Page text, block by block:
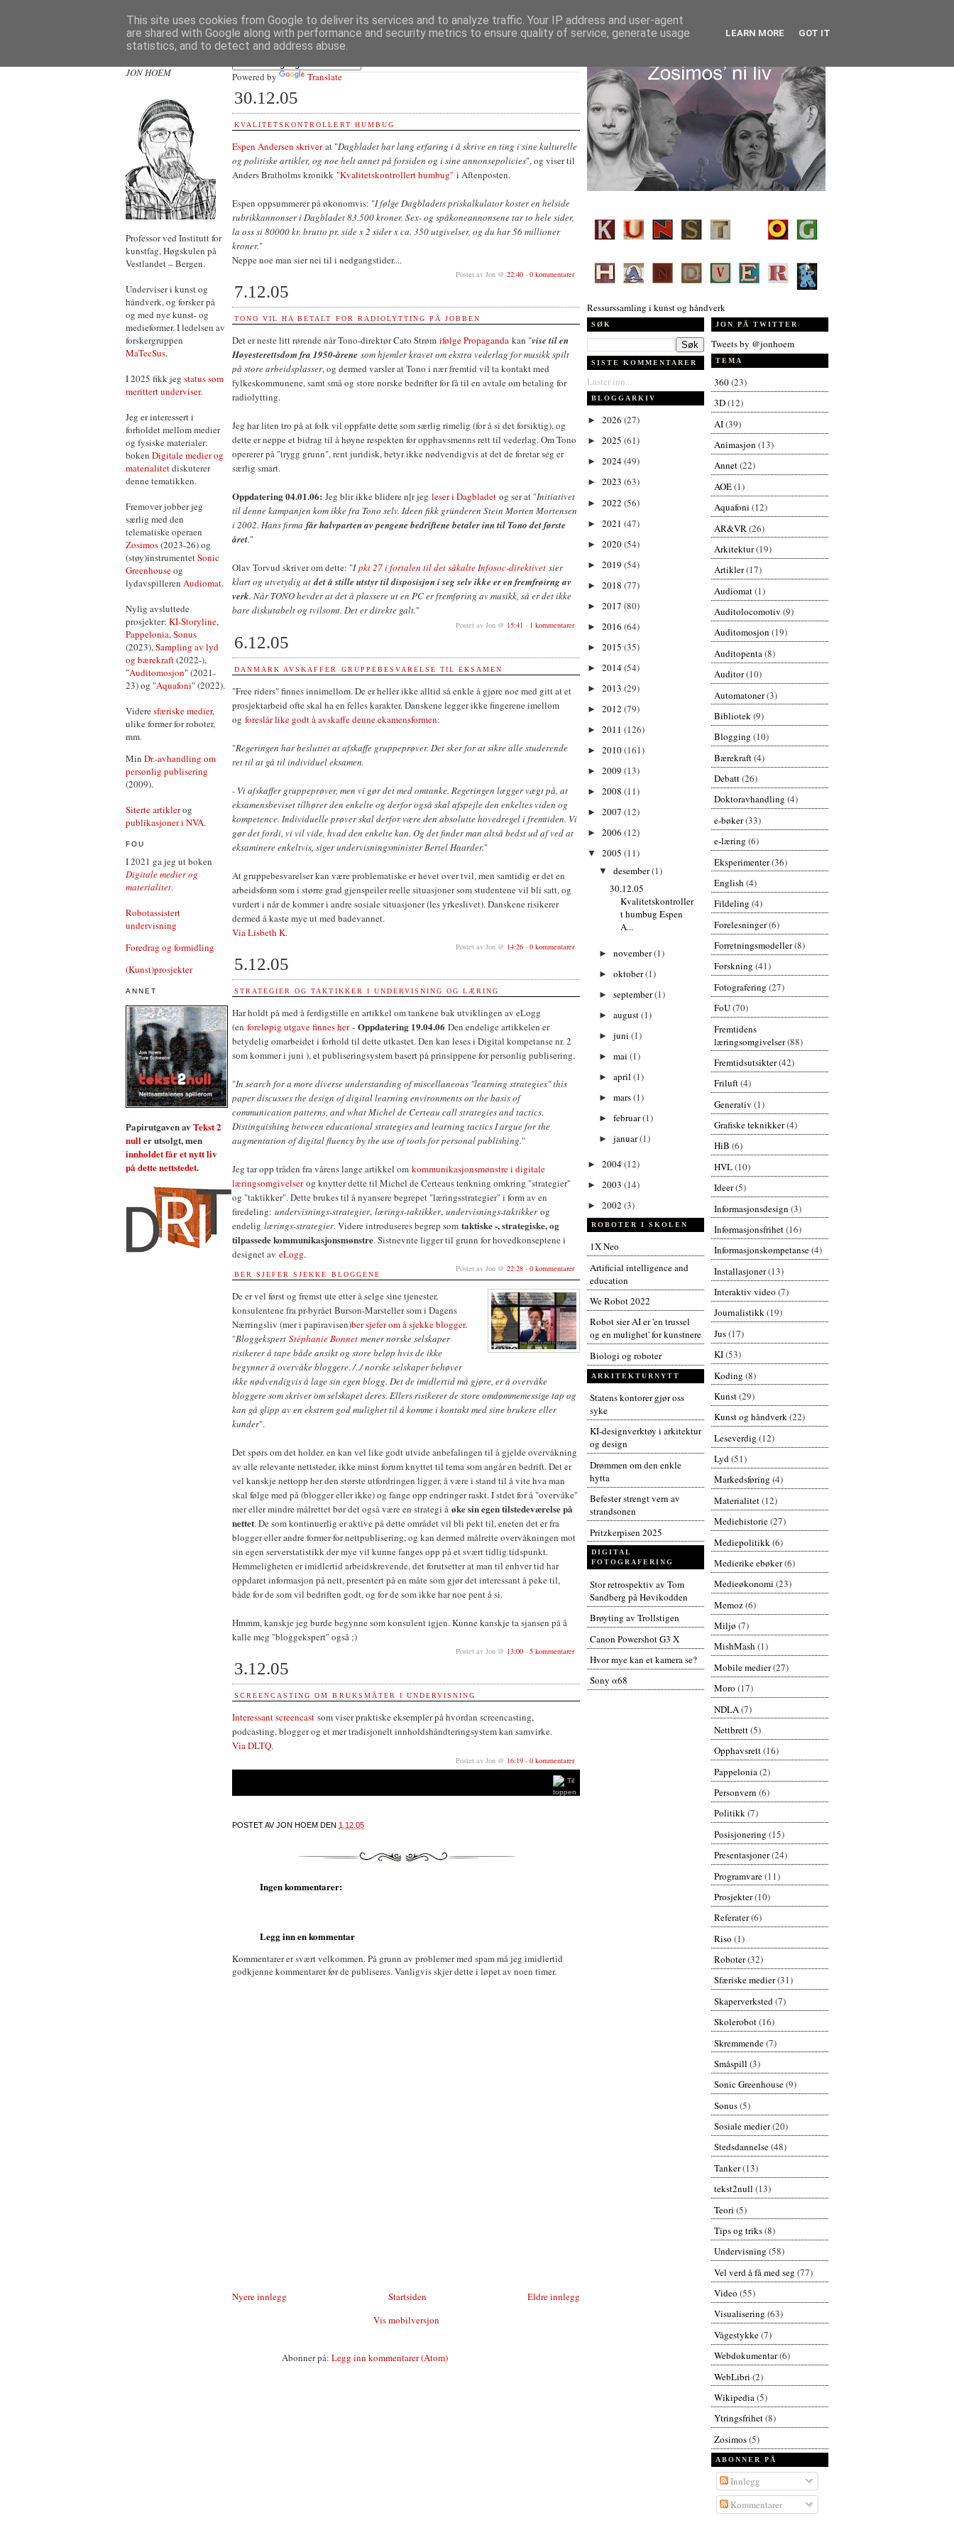
JON HOEM
Professor ved Institutt for
kunstfag, Høgskulen på
Vestlandet – Bergen.
Underviser i kunst og
håndverk, og forsker på
og med nye kunst- og
medieformer. I ledelsen av
forskergruppen
MaTecSus.
I 2025 fikk jeg status som
merittert underviser.
Jeg er interessert i
forholdet mellom medier
og fysiske materialer:
boken Digitale medier og
materialitetdiskuterer
denne tematikken.
Fremover jobber jeg
særlig med den
telematiske operaen
Zosimos(2023-26) og
(støy)instrumentetSonic
Greenhouseog
lydavspilleren Audiomat.
Nylig avsluttede
prosjekter: KI-Storyline,
Pappelonia,Sonus
(2023),Sampling av lyd
og bærekraft(2022-),
"Auditomosjon" (2021-
23) og "Aquafoni" (2022).
Videresfæriske medier,
ulike former for roboter,
mm.
Min Dr.-avhandling om
personlig publisering
(2009).
Siterte artiklerog
publikasjoner i NVA.
FOU
I 2021 ga jeg ut boken
Digitale medier og
materialitet.
Robotassistert
undervisning
Foredrag og formidling
(Kunst)prosjekter
ANNET
Papirutgaven av Tekst 2
nuller utsolgt, men
innholdet får et nytt liv
på dette nettstedet.
Powered by Translate
30.12.05
KVALITETSKONTROLLERT HUMBUG
Espen Andersen skriverat "Dagbladet har lang erfaring i å skrive en ting i sine kulturelle
og politiske artikler, og noe helt annet på forsiden og i sine annonsepolicies", og viser til
Anders Bratholms kronikk "Kvalitetskontrollert humbug" i Aftenposten.
Espen oppsummerer på økonomvis: "I følge Dagbladets priskalkulator koster en helside
rubrikkannonser i Dagbladet 83.500 kroner. Sex- og spåkoneannonsene tar to hele sider,
la oss si 80000 kr. brutto pr. side x 2 sider x ca. 350 utgivelser, og du har 56 millioner
kroner."
Neppe noe man sier nei til i nedgangstider....
Postet av Jon @ 22:40 - 0 kommentarer
7.12.05
TONO VIL HA BETALT FOR RADIOLYTTING PÅ JOBBEN
Det er neste litt rørende når Tono-direktør Cato Strøm ifølge Propaganda kan "vise til en
Høyesterettsdom fra 1950-årene som hjemler kravet om ekstra vederlag for musikk spilt
på store arbeidsplasser, og dermed varsler at Tono i nær fremtid vil ta kontakt med
fylkeskommunene, samt små og store norske bedrifter for få til en avtale om betaling for
radiolytting.
Jeg har liten tro på at folk vil oppfatte dette som særlig rimelig (for å si det forsiktig), og
dette er neppe et bidrag til å høyne respekten for opphavsmenns rett til vederlag. Om Tono
opererer på "trygg grunn", rent juridisk, betyr ikke nødvendigvis at det de foretar seg er
særlig smart.
Oppdatering 04.01.06: Jeg blir ikke blidere n[r jeg leser i Dagbladet og ser at "Initiativet
til denne kampanjen kom ikke fra Tono selv. Ideen fikk gründeren Stein Morten Mortensen
i 2002. Hans firma får halvparten av pengene bedriftene betaler inn til Tono det første
året."
Olav Torvud skriver om dette: "Ipkt 27 i fortalen til det såkalte Infosoc-direktivet sier
klart og utvetydig atdet å stille utstyr til disposisjon i seg selv ikke er en fremfrøirng av
verk. Når TONO hevder at det å plassere ut en PC er fremføring av musikk, så er det ikke
bare diskutabelt og tvilsomt. Det er direkte galt."
Postet av Jon @ 15:41 - 1 kommentarer
6.12.05
DANMARK AVSKAFFER GRUPPEBESVARELSE TIL EKSAMEN
"Free riders" finnes innimellom. De er heller ikke alltid så enkle å gjøre noe med gitt at et
prosjektarbeid ofte skal ha en felles karakter. Danskene legger ikke fingerene imellom
og foreslår like godt å avskaffe denne ekamensformen:
"Regeringen har besluttet at afskaffe gruppeprøver. Det sker for at sikre alle studerende
ret til at gå til individuel eksamen.
- Vi afskaffer gruppeprøver, men vi gør det med omtanke. Regeringen lægger vægt på, at
eksamensbeviset tilhører den enkelte og derfor også skal afspejle den enkeltes viden og
kompetence. Individuelle prøver skal derfor være den absolutte hovedregel i fremtiden. Vi
gør det fordi, vi vil vide, hvad den enkelte kan. Og det finder man altså bedst ud af ved at
eksaminere enkeltvis, siger undervisningsminister Bertel Haarder."
At gruppebesvarelser kan være problematiske er hevet over tvil, men samtidig er det en
arbeidsform som i større grad gjenspeiler reelle situasjoner som studentene vil bli satt, og
vurdert i når de kommer i andre sosiale situasjoner (les yrkeslivet). Danskene risikerer
dermed å kaste mye ut med badevannet.
Via Lisbeth K.
Postet av Jon @ 14:26 - 0 kommentarer
5.12.05
STRATEGIER OG TAKTIKKER I UNDERVISNING OG LÆRING
Har holdt på med å ferdigstille en artikkel om tankene bak utviklingen av eLogg
(en foreløpig utgave finnes her- Oppdatering 19.04.06 Den endelige artikkelen er
betydelig omarbeidet i forhold til dette utkastet. Den kan leses i Digital kompetanse nr. 2
som kommer i juni ), et publiseringsystem basert på prinsippene for personlig publisering.
"In search for a more diverse understanding of miscellaneous "learning strategies" this
paper discusses the design of digital learning environments on the basis of
communication patterns, and what Michel de Certeau call strategies and tactics.
Distinguishing between educational strategies and learning tactics I argue for the
augmentation of digital fluency by the use of tools for personal publishing."
Jeg tar opp tråden fra vårens lange artikkel om kommunikasjonsmønstre i digitale
læringsomgivelserog knytter dette til Michel de Certeaus tenkning omkring "strategier"
og "taktikker". Dette brukes til å nyansere begrepet "læringsstrategier" i form av en
firedeling: undervisnings-strategier, lærings-taktikker, undervisnings-taktikkerog
endelig lærings-strategier. Videre introduseres begrep som taktiske -, strategiske, og
tilpassede kommunikasjonsmønstre. Sistnevnte ligger til grunn for hovedkonseptene i
designet av eLogg.
Postet av Jon @ 22:28 - 0 kommentarer
BER SJEFER SJEKKE BLOGGENE
De er vel først og fremst ute etter å selge sine tjenester,
konsulentene fra pr-byrået Burson-Marsteller som i Dagens
Nærringsliv (mer i papiravisen)ber sjefer om å sjekke blogger.
"Bloggekspert Stéphanie Bonnet mener norske selskaper
risikerer å tape både ansikt og store beløp hvis de ikke
begynner å overvåke bloggere. /../ norske selskaper behøver
ikke nødvendigvis å lage sin egen blogg. Det de imidlertid må gjøre, er å overvåke
bloggere som skriver om selskapet deres. Ellers risikerer de store omdømmemessige tap og
kan gå glipp av en ekstrem god mulighet til å komme i kontakt med sine brukere eller
kunder".
Det spørs om det holder. en kan vel like godt utvide anbefalingen til å gjelde overvåkning
av alle relevante nettsteder, ikke minst forum knyttet til tema som angår en bedrift. Det er
vel kanskje nettopp her den største utfordringen ligger, å være i stand til å vite hva man
skal følge med på (blogger eller ikke) og fange opp endringer raskt. I stdet for å "overvåke"
mer eller mindre målrettet bør det også være en strategi å øke sin egen tilstedeværelse på
nettet. De som kontinuerlig er aktive på dette området vil bli pekt til, eneten det er fra
blogger eller andre former for nettpublisering, og kan dermed målrette overvåkningen mot
sin egen serverstatistikk der mye vil kunne fanges opp på et svært tidlig tidspunkt.
Hemmeligheten er imidlertid arbeidskrevende, det forutsetter at man til enhver tid har
oppdaret informasjon på nett, presentert på en måte som gjør det interessant å peke til,
både for de som vil bedriften godt, og for de som ikke har noe pent å si.
Hmmm, kanskje jeg burde begynne som konsulent igjen. Kunne kanskje ta sjansen på å
kalle meg "bloggekspert" også ;)
Postet av Jon @ 13:00 - 5 kommentarer
3.12.05
SCREENCASTING OM BRUKSMÅTER I UNDERVISNING
Interessant screencast som viser praktiske eksempler på hvordan screencasting,
podcasting, blogger og et mer tradisjonelt innholdshåndteringsystem kan samvirke.
Via DLTQ.
Postet av Jon @ 16:19 - 0 kommentarer
POSTET AVJON HOEM DEN 1.12.05
Ingen kommentarer:
Legg inn en kommentar
Kommentarer er svært velkommen. På grunn av problemer med spam må jeg imidlertid
godkjenne kommentarer før de publiseres. Vanligvis skjer dette i løpet av noen timer.
Nyere innlegg Eldre innlegg
Startsiden
Vis mobilversjon
Abonner på: Legg inn kommentarer (Atom)
Ressurssamling i kunst og håndverk
SØK
SISTE KOMMENTARER
Laster inn...
BLOGGARKIV
► 2026 (27)
► 2025 (61)
► 2024(49)
► 2023 (63)
► 2022 (56)
► 2021 (47)
► 2020(54)
► 2019 (54)
► 2018 (77)
► 2017 (80)
► 2016 (64)
► 2015 (35)
► 2014(54)
► 2013 (29)
► 2012 (79)
► 2011 (126)
► 2010(161)
► 2009 (13)
► 2008 (11)
► 2007 (12)
► 2006 (12)
▼ 2005 (11)
▼ desember(1)
30.12.05
Kvalitetskontroller
t humbug Espen
A...
► november(1)
► oktober(1)
► september(1)
► august(1)
► juni (1)
► mai (1)
► april (1)
► mars(1)
► februar(1)
► januar(1)
► 2004(12)
► 2003 (14)
► 2002 (3)
ROBOTER I SKOLEN
1X Neo
Artificial intelligence and
education
We Robot 2022
Robot sier AI er 'en trussel
og en mulighet' for kunstnere
Biologi og roboter
ARKITEKTURNYTT
Statens kontorer gjør oss
syke
KI-designverktøy i arkitektur
og design
Drømmen om den enkle
hytta
Befester strengt vern av
strandsonen
Pritzkerpisen 2025
DIGITAL
FOTOGRAFERING
Stor retrospektiv av Tom
Sandberg på Høvikodden
Brøyting av Trollstigen
Canon Powershot G3 X
Hvor mye kan et kamera se?
Sony α68
JON PÅ TWITTER
Tweets by @jonhoem
TEMA
360(23)
3D(12)
AI(39)
Animasjon (13)
Annet(22)
AOE(1)
Aquafoni (12)
AR&VR (26)
Arkitektur(19)
Artikler(17)
Audiomat(1)
Auditolocomotiv (9)
Auditomosjon (19)
Auditopenta(8)
Auditor(10)
Automatoner(3)
Bibliotek(9)
Blogging (10)
Bærekraft(4)
Debatt(26)
Doktoravhandling (4)
e-bøker(33)
e-læring (6)
Eksperimenter(36)
English (4)
Fildeling (4)
Forelesninger(6)
Forretningsmodeller(8)
Forskning (41)
Fotografering (27)
FoU(70)
Fremtidens
læringsomgivelser(88)
Fremtidsutsikter(42)
Friluft(4)
Generativ (1)
Grafiske teknikker(4)
HiB (6)
HVL(10)
Ideer(5)
Informasjonsdesign (3)
Informasjonsfrihet(16)
Informasjonskompetanse(4)
Installasjoner(13)
Interaktiv video (7)
Journalistikk(19)
Jus(17)
KI(53)
Koding (8)
Kunst(29)
Kunst og håndverk(22)
Leseverdig (12)
Lyd(51)
Markedsføring (4)
Materialitet(12)
Mediehistorie(27)
Mediepolitikk (6)
Medierike ebøker(6)
Medieøkonomi (23)
Memoz(6)
Miljø (7)
MishMash (1)
Mobile medier(27)
Moro (17)
NDLA (7)
Nettbrett(5)
Opphavsrett(16)
Pappelonia(2)
Personvern (6)
Politikk(7)
Posisjonering (15)
Presentasjoner(24)
Programvare(11)
Prosjekter(10)
Referater(6)
Riso (1)
Roboter(32)
Sfæriske medier(31)
Skaperverksted(7)
Skolerobot(16)
Skremmende(7)
Småspill (3)
Sonic Greenhouse(9)
Sonus(5)
Sosiale medier(20)
Stedsdannelse(48)
Tanker(13)
tekst2null (13)
Teori (5)
Tips og triks(8)
Undervisning (58)
Vel verd å få med seg (77)
Video (55)
Visualisering (63)
Vågestykke(7)
Webdokumentar(6)
WebLibri (2)
Wikipedia(5)
Ytringsfrihet(8)
Zosimos(5)
ABONNER PÅ
Innlegg
Kommentarer
This site uses cookies from Google to deliver its services and to analyze traffic. Your IP address and user-agent
are shared with Google along with performance and security metrics to ensure quality of service, generate usage
statistics, and to detect and address abuse.
LEARN MORE GOT IT